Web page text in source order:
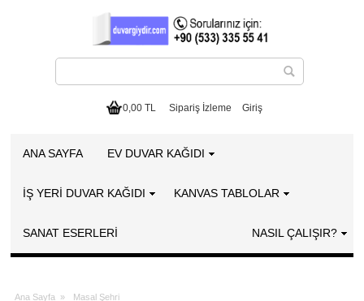
0,00 TL Sipariş İzleme Giriş
ANA SAYFA EV DUVAR KAĞIDI
İŞ YERİ DUVAR KAĞIDI KANVAS TABLOLAR
SANAT ESERLERI NASIL ÇALIŞIR?
Ana Sayfa » Masal Şehri